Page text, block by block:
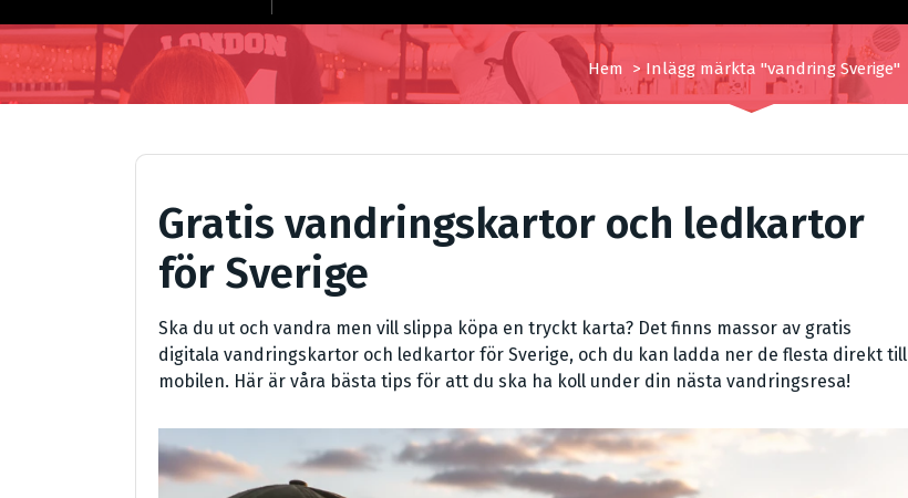
Hem > Inlägg märkta "vandring Sverige"
Gratis vandringskartor och ledkartor
för Sverige
Ska du ut och vandra men vill slippa köpa en tryckt karta? Det finns massor av gratis
digitala vandringskartor och ledkartor för Sverige, och du kan ladda ner de flesta direkt till
mobilen. Här är våra bästa tips för att du ska ha koll under din nästa vandringsresa!